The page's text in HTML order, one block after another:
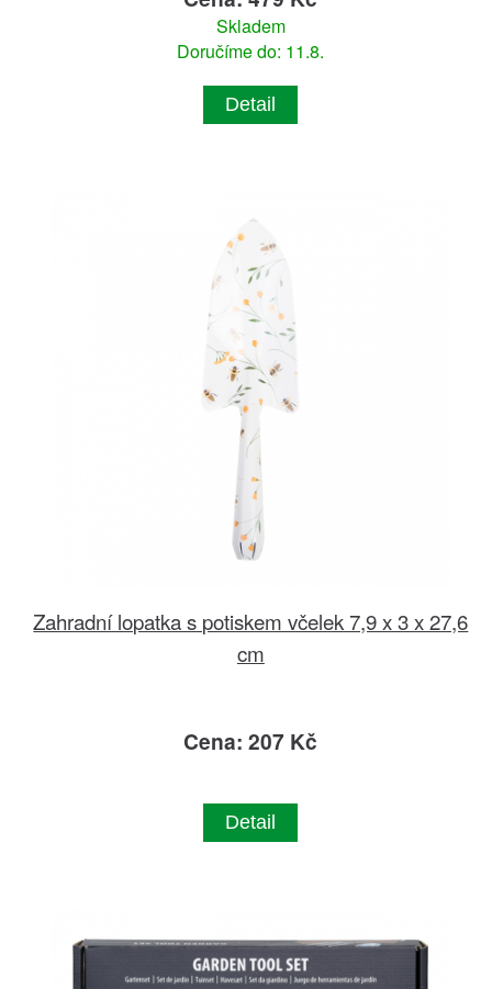
Skladem
Doručíme do: 11.8.
Detail
Zahradní lopatka s potiskem včelek 7,9 x 3 x 27,6
cm
Cena: 207 Kč
Detail